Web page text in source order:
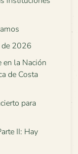
de 2026
en la Nación
de Costa
para
II: Hay